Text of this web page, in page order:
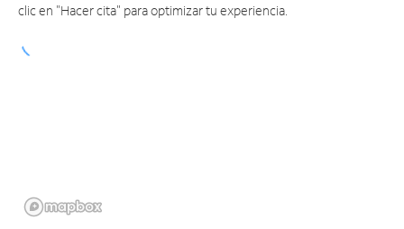
clic en "Hacer cita" para optimizar tu experiencia.